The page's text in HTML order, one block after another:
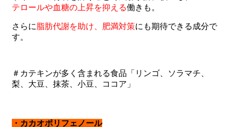
テロールや血糖の上昇を抑える働きも。
さらに 脂肪代謝を助け、肥満対策にも期待できる成分で
す。
＃カテキンが多く含まれる食品「リンゴ、ソラマチ、
梨、大豆、抹茶、小豆、ココア」
・カカオポリフェノール